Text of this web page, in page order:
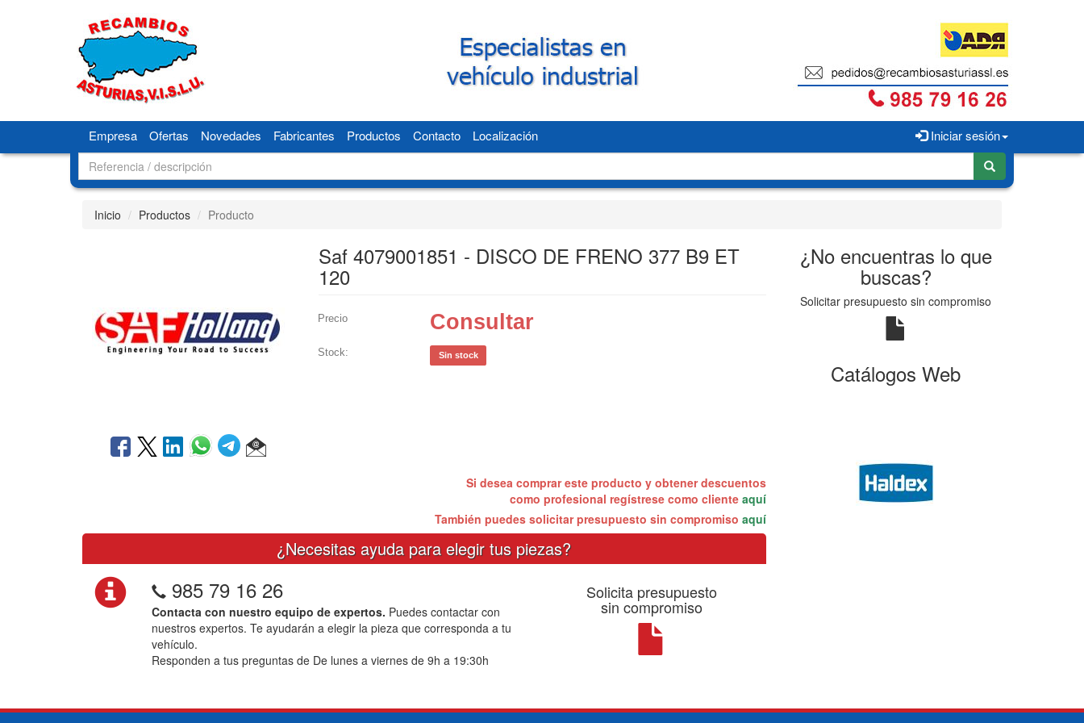
Iniciar sesión
Empresa Ofertas Novedades Fabricantes Productos Contacto Localización
Inicio Productos Producto
Saf 4079001851 - DISCO DE FRENO 377 B9 ET
120
Precio Consultar
Stock: Sin stock
Si desea comprar este producto y obtener descuentos
como profesional regístrese como cliente aquí
También puedes solicitar presupuesto sin compromiso aquí
¿Necesitas ayuda para elegir tus piezas?
985 79 16 26
Contacta con nuestro equipo de expertos. Puedes contactar con
nuestros expertos. Te ayudarán a elegir la pieza que corresponda a tu
vehículo.
Responden a tus preguntas de De lunes a viernes de 9h a 19:30h
Solicita presupuesto
sin compromiso
¿No encuentras lo que
buscas?
Solicitar presupuesto sin compromiso
Catálogos Web